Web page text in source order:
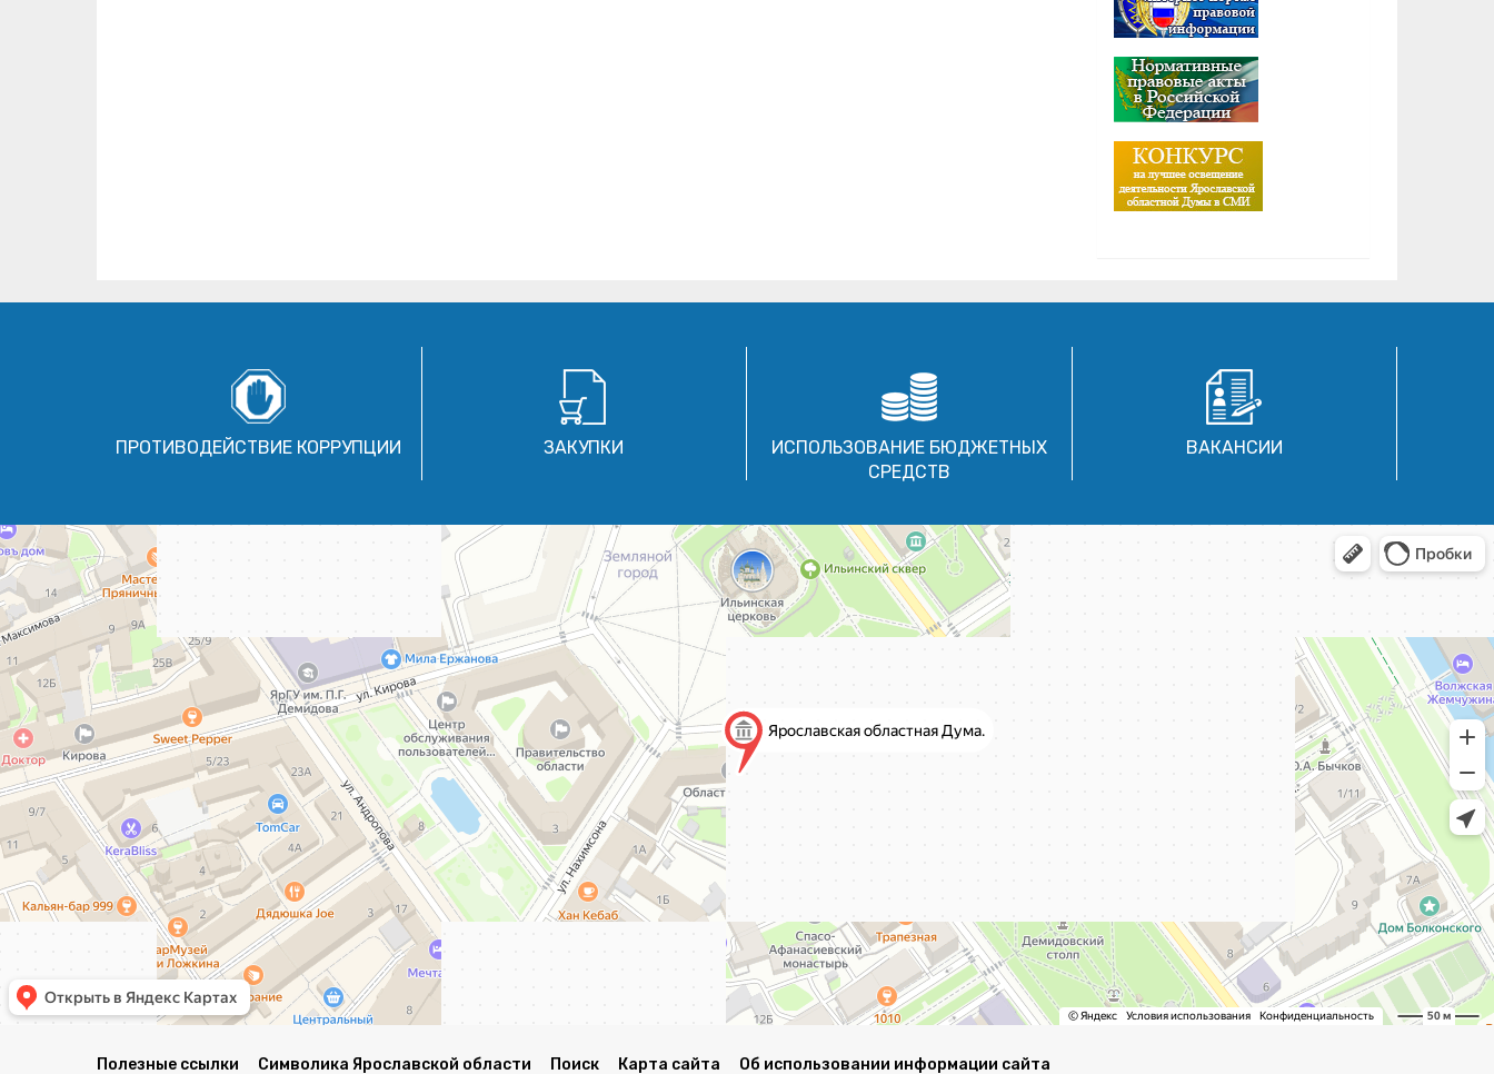
ПРОТИВОДЕЙСТВИЕ КОРРУПЦИИ ЗАКУПКИ
ИСПОЛЬЗОВАНИЕ БЮДЖЕТНЫХ
СРЕДСТВ
ВАКАНСИИ
Полезные ссылки Символика Ярославской области Поиск Карта сайта Об использовании информации сайта